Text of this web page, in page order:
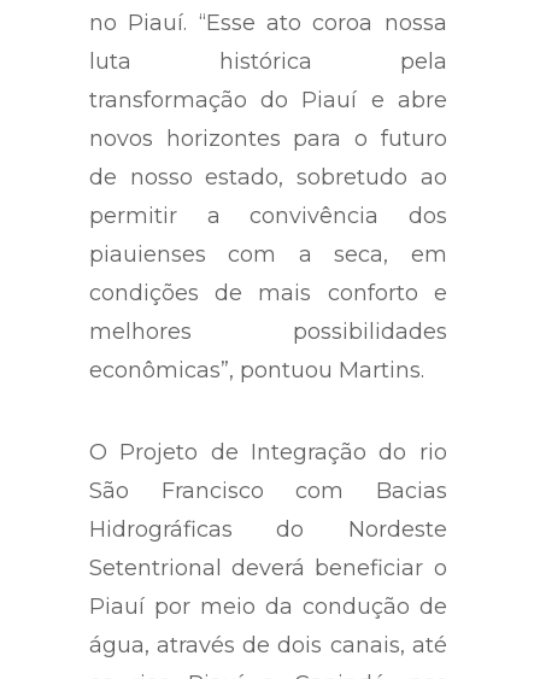
no Piauí. “Esse ato coroa nossa
luta histórica pela
transformação do Piauí e abre
novos horizontes para o futuro
de nosso estado, sobretudo ao
permitir a convivência dos
piauienses com a seca, em
condições de mais conforto e
melhores possibilidades
econômicas”, pontuou Martins.
O Projeto de Integração do rio
São Francisco com Bacias
Hidrográficas do Nordeste
Setentrional deverá beneficiar o
Piauí por meio da condução de
água, através de dois canais, até